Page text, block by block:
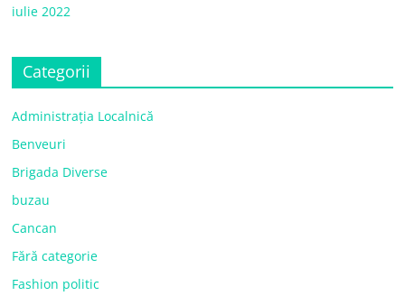
iulie 2022
Categorii
Administrația Localnică
Benveuri
Brigada Diverse
buzau
Cancan
Fără categorie
Fashion politic